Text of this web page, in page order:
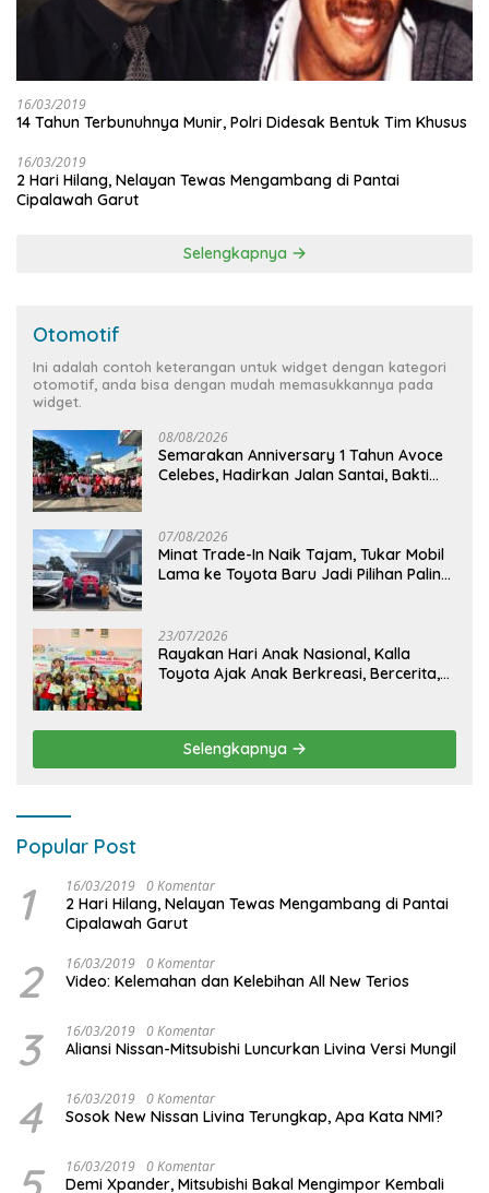
16/03/2019
14 Tahun Terbunuhnya Munir, Polri Didesak Bentuk Tim Khusus
16/03/2019
2 Hari Hilang, Nelayan Tewas Mengambang di Pantai
Cipalawah Garut
Selengkapnya
Otomotif
Ini adalah contoh keterangan untuk widget dengan kategori
otomotif, anda bisa dengan mudah memasukkannya pada
widget.
08/08/2026
Semarakan Anniversary 1 Tahun Avoce
Celebes, Hadirkan Jalan Santai, Bakti
07/08/2026
Minat Trade-In Naik Tajam, Tukar Mobil
Lama ke Toyota Baru Jadi Pilihan Paling
23/07/2026
Rayakan Hari Anak Nasional, Kalla
Toyota Ajak Anak Berkreasi, Bercerita,
Selengkapnya
Popular Post
1 16/03/2019 0 Komentar
2 Hari Hilang, Nelayan Tewas Mengambang di Pantai
Cipalawah Garut
2 16/03/2019 0 Komentar
Video: Kelemahan dan Kelebihan All New Terios
3 16/03/2019 0 Komentar
Aliansi Nissan-Mitsubishi Luncurkan Livina Versi Mungil
4 16/03/2019 0 Komentar
Sosok New Nissan Livina Terungkap, Apa Kata NMI?
16/03/2019 0 Komentar
Demi Xpander, Mitsubishi Bakal Mengimpor Kembali